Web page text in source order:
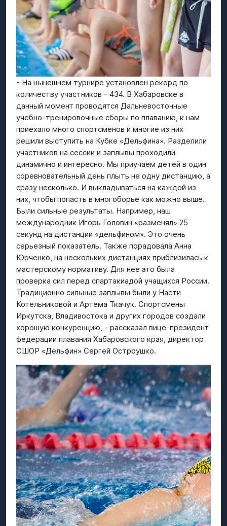
- На нынешнем турнире установлен рекорд по
количеству участников – 434. В Хабаровске в
данный момент проводятся Дальневосточные
учебно-тренировочные сборы по плаванию, к нам
приехало много спортсменов и многие из них
решили выступить на Кубке «Дельфина». Разделили
участников на сессии и заплывы проходили
динамично и интересно. Мы приучаем детей в один
соревновательный день плыть не одну дистанцию, а
сразу несколько. И выкладываться на каждой из
них, чтобы попасть в многоборье как можно выше.
Были сильные результаты. Например, наш
международник Игорь Головин «разменял» 25
секунд на дистанции «дельфином». Это очень
серьезный показатель. Также порадовала Анна
Юрченко, на нескольких дистанциях приблизилась к
мастерскому нормативу. Для нее это была
проверка сил перед спартакиадой учащихся России.
Традиционно сильные заплывы были у Насти
Котельниковой и Артема Ткачук. Спортсмены
Иркутска, Владивостока и других городов создали
хорошую конкуренцию, - рассказал вице-президент
федерации плавания Хабаровского края, директор
СШОР «Дельфин» Сергей Остроушко.